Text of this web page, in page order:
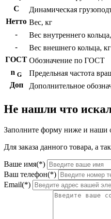
C
Динамическая
Нетто Вес, кг
-
Вес внутреннего
-
Вес внешнего кольца, кг
ГОСТ Обозначение по ГОСТ
n G
Предельная частота
Доп
Дополнительное
Не нашли что
Заполните форму ниже и наши
Для заказа данного товара, а
Ваше имя(*)
Ваш телефон(*)
Email(*)